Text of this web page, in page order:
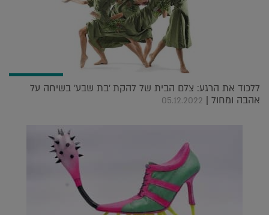
ללכוד את הרגע: צלם הבית של להקת 'בת שבע' בשיחה על
אהבה ומחול | 05.12.2022